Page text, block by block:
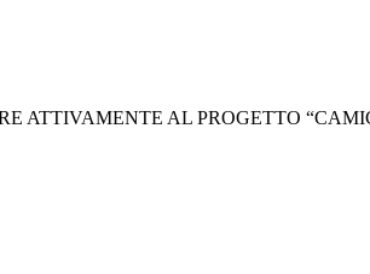
ATTIVAMENTE AL PROGETTO